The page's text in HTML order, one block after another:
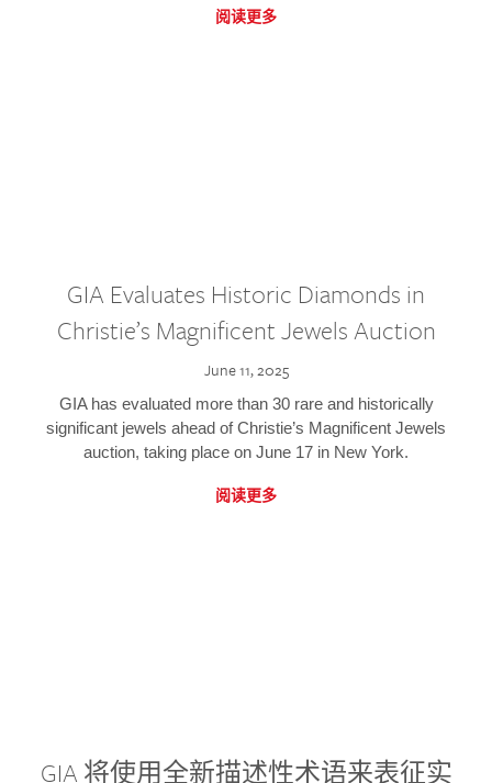
阅读更多
GIA Evaluates Historic Diamonds in
Christie’s Magnificent Jewels Auction
June 11, 2025
GIA has evaluated more than 30 rare and historically
significant jewels ahead of Christie’s Magnificent Jewels
auction, taking place on June 17 in New York.
阅读更多
GIA 将使用全新描述性术语来表征实